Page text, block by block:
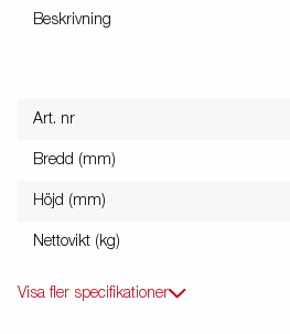
Beskrivning
Art. nr
Bredd (mm)
Höjd (mm)
Nettovikt (kg)
Visa fler specifikationer